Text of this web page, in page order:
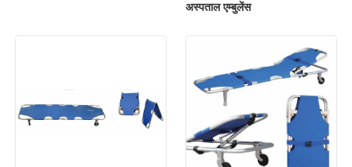
अस्पताल एम्बुलेंस